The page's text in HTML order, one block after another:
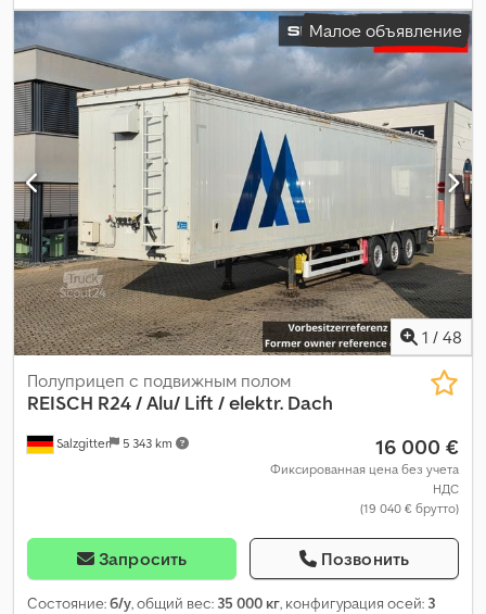
ширина пространства для загрузки:2 450 мм, высота
грузового отсека: 2 100 мм , объем грузового пространства:49
м³, общая ширина: 2 550 мм , общая высота: 3 600 мм,
Оборудование:ABS,
Малое объявление
1 / 48
Salzgitter 5 343 km
Полуприцеп с подвижным полом
REISCH R24 / Alu/ Lift / elektr. Dach
16 000 €
Фиксированная цена без учета
НДС
(19 040 € брутто)
Запросить Позвонить
Состояние:б/у, общий вес: 35 000 кг, конфигурация осей: 3